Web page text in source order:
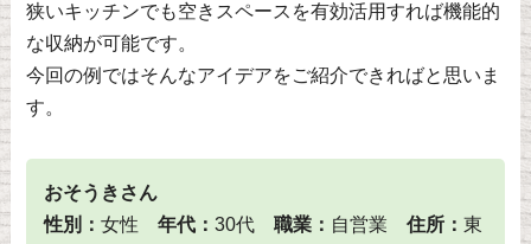
狭いキッチンでも空きスペースを有効活用すれば機能的
な収納が可能です。
今回の例ではそんなアイデアをご紹介できればと思いま
す。
おそうきさん
性別： 女性 年代： 30代 職業： 自営業 住所： 東